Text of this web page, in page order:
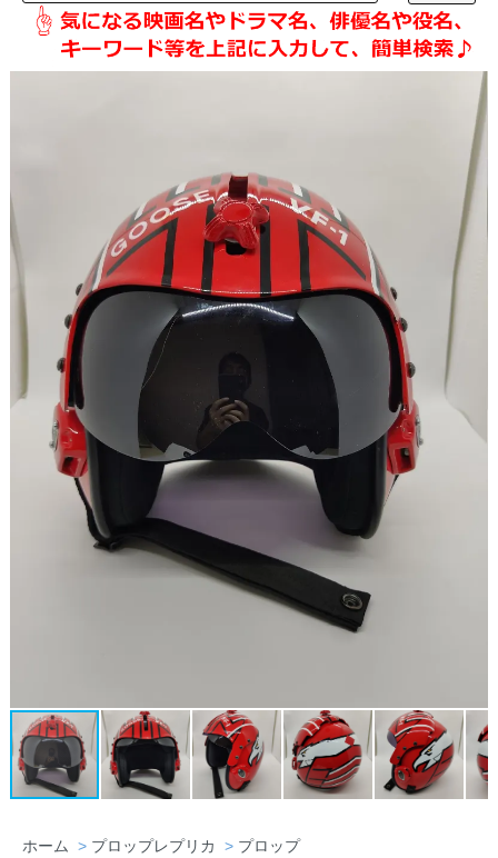
ホーム > プロップレプリカ > プロップ